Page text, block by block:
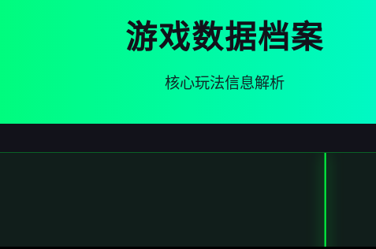
游戏数据档案
核心玩法信息解析